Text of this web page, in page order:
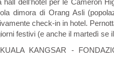
dell'hotel per le Cameron
dimora di Orang Asli
check-in in hotel.
festivi (e anche il martedì se
KANGSAR -